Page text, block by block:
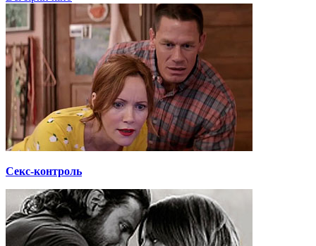
Секс-контроль